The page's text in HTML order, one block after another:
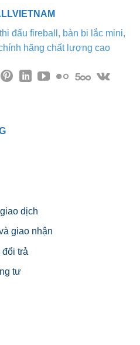
tùy
được
đấu fireball, bàn bi lắc mini,
hãng chất lượng cao
dịch
giao nhận
trả
tư